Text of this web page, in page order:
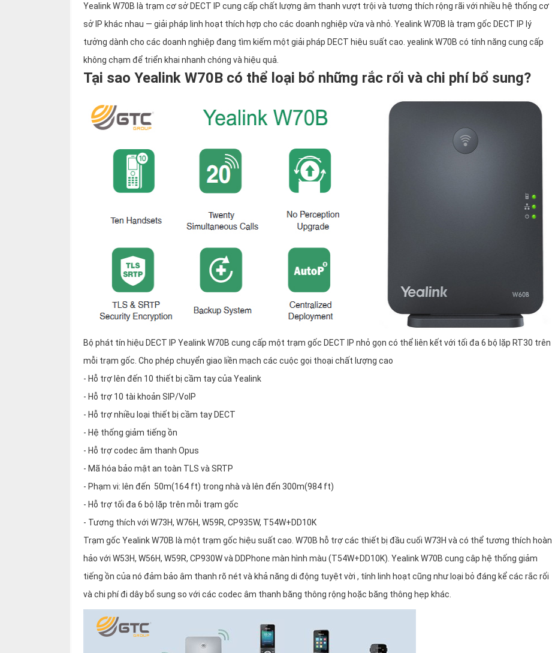
Yealink W70B là trạm cơ sở DECT IP cung cấp chất lượng âm thanh vượt trội và tương thích rộng rãi với nhiều hệ thống cơ
sở IP khác nhau — giải pháp linh hoạt thích hợp cho các doanh nghiệp vừa và nhỏ. Yealink W70B là trạm gốc DECT IP lý
tưởng dành cho các doanh nghiệp đang tìm kiếm một giải pháp DECT hiệu suất cao. yealink W70B có tính năng cung cấp
không chạm để triển khai nhanh chóng và hiệu quả.
Tại sao Yealink W70B có thể loại bổ những rắc rối và chi phí bổ sung?
Bộ phát tín hiệu DECT IP Yealink W70B cung cấp một trạm gốc DECT IP nhỏ gọn có thể liên kết với tối đa 6 bộ lặp RT30 trên
mỗi trạm gốc. Cho phép chuyển giao liền mạch các cuộc gọi thoại chất lượng cao
- Hỗ trợ lên đến 10 thiết bị cầm tay của Yealink
- Hỗ trợ 10 tài khoản SIP/VoIP
- Hỗ trợ nhiều loại thiết bị cầm tay DECT
- Hệ thống giảm tiếng ồn
- Hỗ trợ codec âm thanh Opus
- Mã hóa bảo mật an toàn TLS và SRTP
- Phạm vi: lên đến 50m(164 ft) trong nhà và lên đến 300m(984 ft)
- Hỗ trợ tối đa 6 bộ lặp trên mỗi trạm gốc
- Tương thích với W73H, W76H, W59R, CP935W, T54W+DD10K
Trạm gốc Yealink W70B là một trạm gốc hiệu suất cao. W70B hỗ trợ các thiết bị đầu cuối W73H và có thể tương thích hoàn
hảo với W53H, W56H, W59R, CP930W và DDPhone màn hình màu (T54W+DD10K). Yealink W70B cung câp hệ thống giảm
tiếng ồn của nó đảm bảo âm thanh rõ nét và khả năng di động tuyệt vời , tính linh hoạt cũng như loại bỏ đáng kể các rắc rối
và chi phí đi dây bổ sung so với các codec âm thanh băng thông rộng hoặc băng thông hẹp khác.